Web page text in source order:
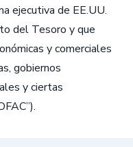
ejecutiva de EE.UU.
del Tesoro y que
y comerciales
gobiernos
y ciertas